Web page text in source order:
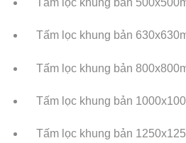
Tấm lọc khung bản
Tấm lọc khung bản
Tấm lọc khung bản
Tấm lọc khung bản